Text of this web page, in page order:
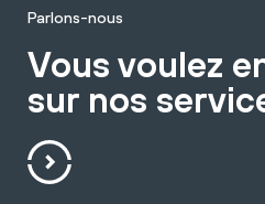
Parlons-nous
Vous voulez
sur nos